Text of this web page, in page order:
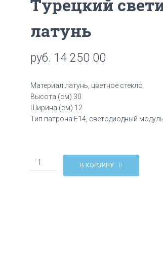
Турецкий
латунь
руб. 14 250 00
Материал латунь, цветное стекло
Высота (см) 30
Ширина (см) 12
Тип патрона Е14, светодиодный модуль
Количество
Турецкий
В КОРЗИНУ